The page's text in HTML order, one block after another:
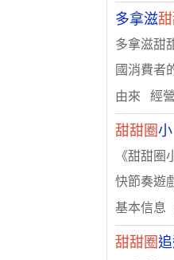
多拿滋
多拿滋甜
國消費者
由來 經
甜甜圈小
《甜甜
快節奏遊
基本信息
甜甜圈